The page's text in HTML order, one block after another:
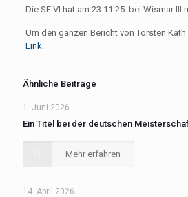
Die SF VI hat am 23.11.25 bei Wismar III
Um den ganzen Bericht von Torsten Kath
Link.
Ähnliche Beiträge
1. Juni 2026
Ein Titel bei der deutschen
Mehr erfahren
14. April 2026